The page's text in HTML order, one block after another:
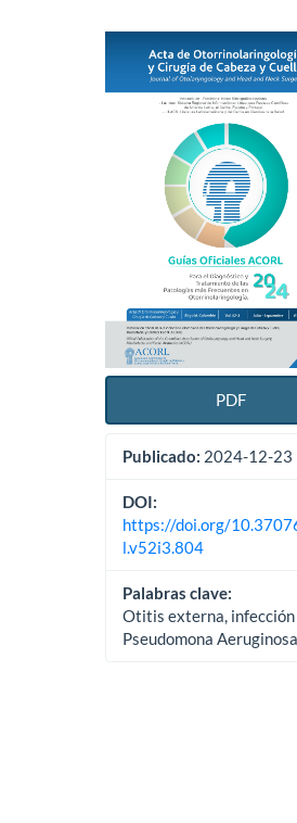
Barra
lateral
artículo
PDF
Publicado: 2024-12-23
DOI:
https://doi.org/
l.v52i3.804
Palabras clave:
Otitis externa, infección
Pseudomona Aeruginosa